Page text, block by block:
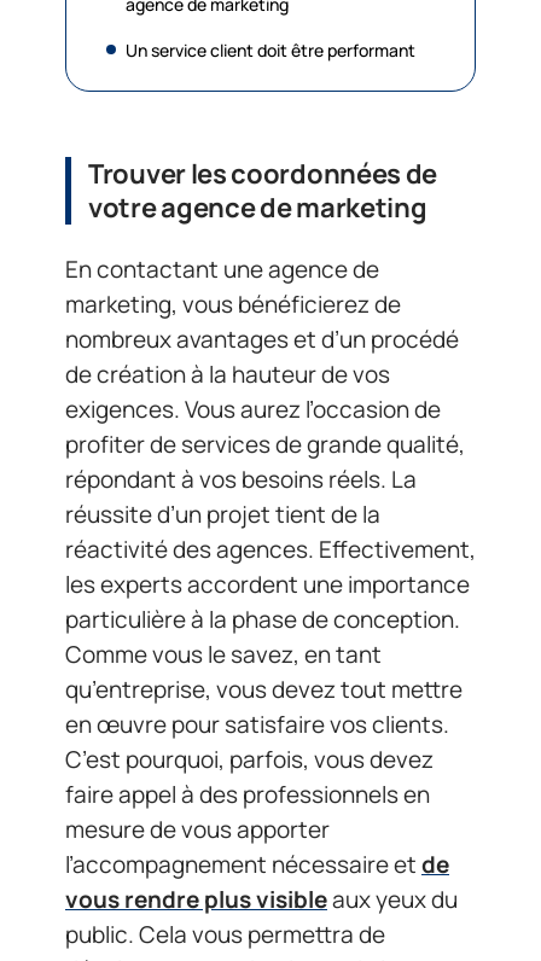
Un service client doit être performant
Trouver les coordonnées de
votre agence de marketing
En contactant une agence de
marketing, vous bénéficierez de
nombreux avantages et d’un procédé
de création à la hauteur de vos
exigences. Vous aurez l’occasion de
profiter de services de grande qualité,
répondant à vos besoins réels. La
réussite d’un projet tient de la
réactivité des agences. Effectivement,
les experts accordent une importance
particulière à la phase de conception.
Comme vous le savez, en tant
qu’entreprise, vous devez tout mettre
en œuvre pour satisfaire vos clients.
C’est pourquoi, parfois, vous devez
faire appel à des professionnels en
mesure de vous apporter
l’accompagnement nécessaire etde
vous rendre plus visibleaux yeux du
public. Cela vous permettra de